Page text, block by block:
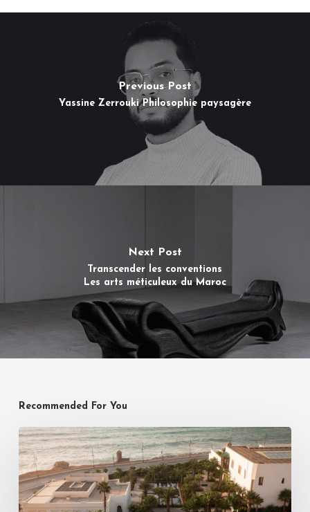
Previous Post
Yassine Zerrouki Philosophie paysagère
Next Post
Transcender les conventions
Les arts méticuleux du Maroc
Recommended For You